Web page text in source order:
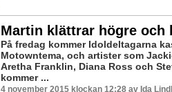
Martin klättrar högre och
På fredag kommer Idoldeltagarna
Motowntema, och artister som
Aretha Franklin, Diana Ross och
kommer ...
4 november 2015 klockan 12:28 av Ida